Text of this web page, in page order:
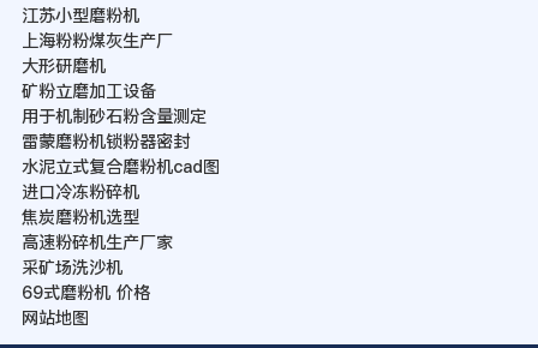
江苏小型磨粉机
上海粉粉煤灰生产厂
大形研磨机
矿粉立磨加工设备
用于机制砂石粉含量测定
雷蒙磨粉机锁粉器密封
水泥立式复合磨粉机cad图
进口冷冻粉碎机
焦炭磨粉机选型
高速粉碎机生产厂家
采矿场洗沙机
69式磨粉机 价格
网站地图